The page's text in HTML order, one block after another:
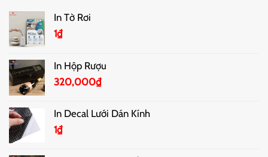
In Tờ Rơi
1₫
In Hộp Rượu
320,000₫
In Decal Lưới Dán Kính
1₫